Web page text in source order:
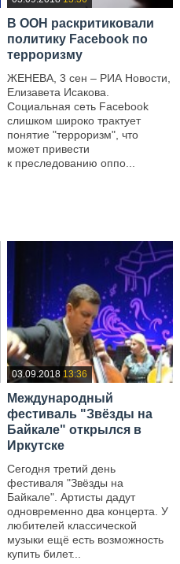
В ООН раскритиковали
политику Facebook по
терроризму
ЖЕНЕВА, 3 сен – РИА Новости,
Елизавета Исакова.
Социальная сеть Facebook
слишком широко трактует
понятие "терроризм", что
может привести
к преследованию оппо...
03.09.2018 13:36
Международный
фестиваль "Звёзды на
Байкале" открылся в
Иркутске
Сегодня третий день
фестиваля "Звёзды на
Байкале". Артисты дадут
одновременно два концерта. У
любителей классической
музыки ещё есть возможность
купить билет...